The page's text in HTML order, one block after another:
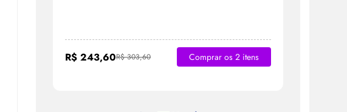
R$ 303,60
R$ 243,60 Comprar os 2 itens